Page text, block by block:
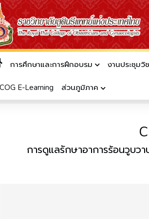
การศึกษาและการฝึกอบรม งานประชุมวิ
E-Learning ส่วนภูมิภาค
วทางเวชปฏิบัติของราชวิทย
อ่านแล้ว 6813 ครั้ง
การดูแลรักษาอาการร้อนวูบว